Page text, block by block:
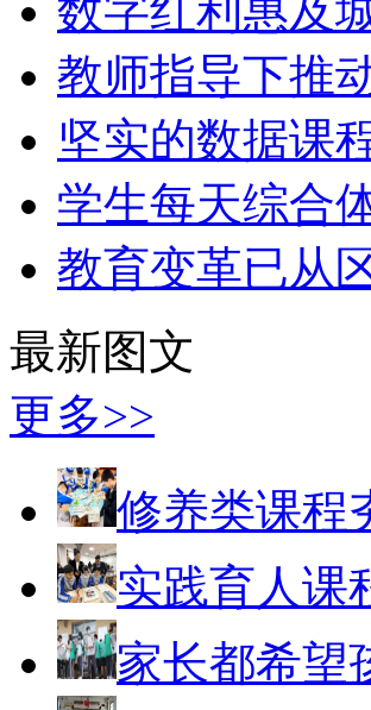
数字红利惠及
教师指导下推
坚实的数据课
学生每天综合
教育变革已从
最新图文
更多>>
修养类课程
实践育人课
家长都希望